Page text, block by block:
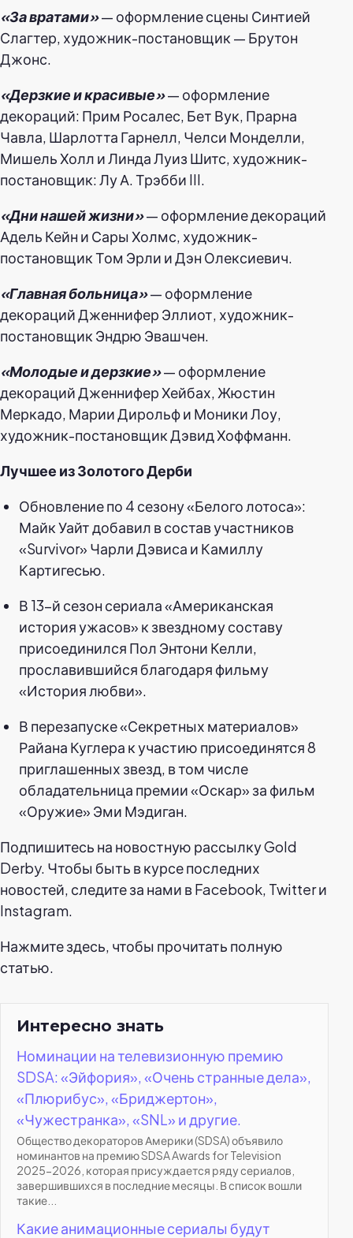
«За вратами»— оформление сцены Синтией
Слагтер, художник-постановщик — Брутон
Джонс.
«Дерзкие и красивые»— оформление
декораций: Прим Росалес, Бет Вук, Прарна
Чавла, Шарлотта Гарнелл, Челси Монделли,
Мишель Холл и Линда Луиз Шитс, художник-
постановщик: Лу А. Трэбби III.
«Дни нашей жизни»— оформление декораций
Адель Кейн и Сары Холмс, художник-
постановщик Том Эрли и Дэн Олексиевич.
«Главная больница»— оформление
декораций Дженнифер Эллиот, художник-
постановщик Эндрю Эвашчен.
«Молодые и дерзкие»— оформление
декораций Дженнифер Хейбах, Жюстин
Меркадо, Марии Дирольф и Моники Лоу,
художник-постановщик Дэвид Хоффманн.
Лучшее из Золотого Дерби
Обновление по 4 сезону «Белого лотоса»:
Майк Уайт добавил в состав участников
«Survivor» Чарли Дэвиса и Камиллу
Картигесью.
В 13-й сезон сериала «Американская
история ужасов» к звездному составу
присоединился Пол Энтони Келли,
прославившийся благодаря фильму
«История любви».
В перезапуске «Секретных материалов»
Райана Куглера к участию присоединятся 8
приглашенных звезд, в том числе
обладательница премии «Оскар» за фильм
«Оружие» Эми Мэдиган.
Подпишитесь на новостную рассылку Gold
Derby. Чтобы быть в курсе последних
новостей, следите за нами в Facebook, Twitter и
Instagram.
Нажмите здесь, чтобы прочитать полную
статью.
Интересно знать
Номинации на телевизионную премию
SDSA: «Эйфория», «Очень странные дела»,
«Плюрибус», «Бриджертон»,
«Чужестранка», «SNL» и другие.
Общество декораторов Америки (SDSA) объявило
номинантов на премию SDSA Awards for Television
2025-2026, которая присуждается ряду сериалов,
завершившихся в последние месяцы. В список вошли
такие...
Какие анимационные сериалы будут